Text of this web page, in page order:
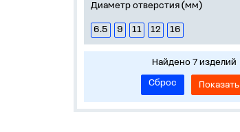
Диаметр отверстия (мм)
6.5 9 11 12 16
Найдено 7 изделий
Сброс
Показать